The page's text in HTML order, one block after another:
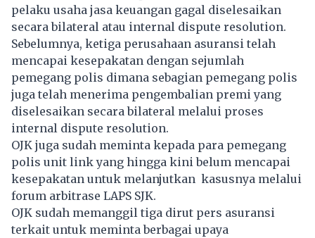
pelaku usaha jasa keuangan gagal diselesaikan
secara bilateral atau internal dispute resolution.
Sebelumnya, ketiga perusahaan asuransi telah
mencapai kesepakatan dengan sejumlah
pemegang polis dimana sebagian pemegang polis
juga telah menerima pengembalian premi yang
diselesaikan secara bilateral melalui proses
internal dispute resolution.
OJK juga sudah meminta kepada para pemegang
polis unit link yang hingga kini belum mencapai
kesepakatan untuk melanjutkan kasusnya melalui
forum arbitrase LAPS SJK.
OJK sudah memanggil tiga dirut pers asuransi
terkait untuk meminta berbagai upaya